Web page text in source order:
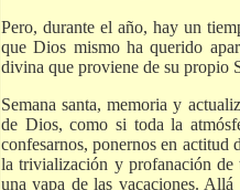
Pero, durante el año, hay un
que Dios mismo ha querido
divina que proviene de su propio
Semana santa, memoria y
de Dios, como si toda la
confesarnos, ponernos en actitud
la trivialización y profanación de
una yapa de las vacaciones.